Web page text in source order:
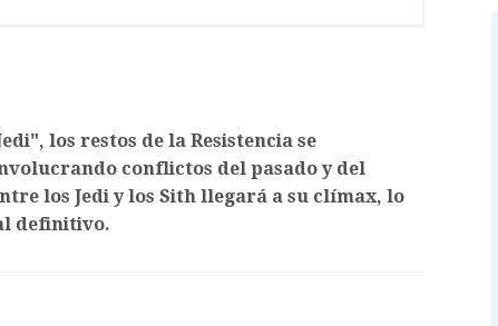
los restos de la Resistencia se
conflictos del pasado y del
los Jedi y los Sith llegará a su clímax, lo
definitivo.